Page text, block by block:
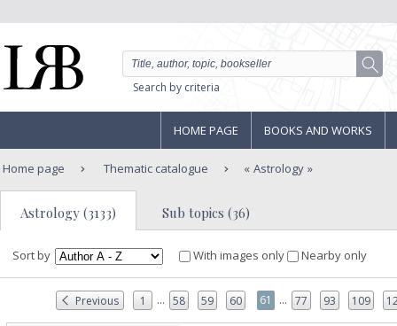
Search by criteria
HOME PAGE BOOKS AND WORKS
Home page Thematic catalogue Astrology
Astrology (3133) Sub topics (36)
Sort by With images only Nearby only
Previous 1 ... 58 59 60 61 ... 77 93 109